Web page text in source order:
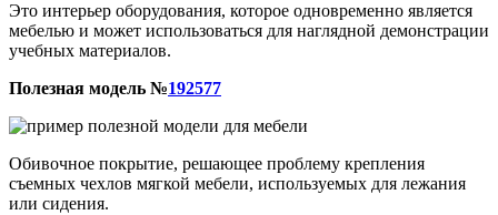
Это интерьер оборудования, которое одновременно является
мебелью и может использоваться для наглядной демонстрации
учебных материалов.
Полезная модель №192577
Обивочное покрытие, решающее проблему крепления
съемных чехлов мягкой мебели, используемых для лежания
или сидения.